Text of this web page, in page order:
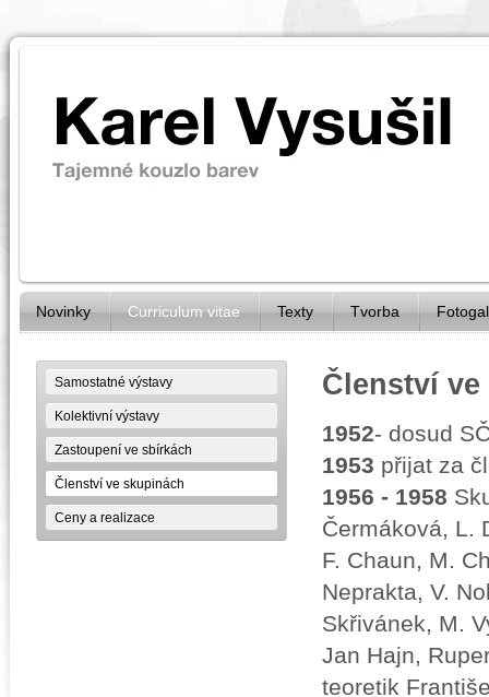
Novinky Curriculum vitae Texty Tvorba
Samostatné výstavy
Kolektivní výstavy
Zastoupení ve sbírkách
Členství ve skupinách
Ceny a realizace
Členství
1952- dosud
1953 přijat za
1956 - 1958
Čermáková, L.
F. Chaun, M.
Neprakta, V.
Skřivánek, M.
Jan Hajn,
teoretik